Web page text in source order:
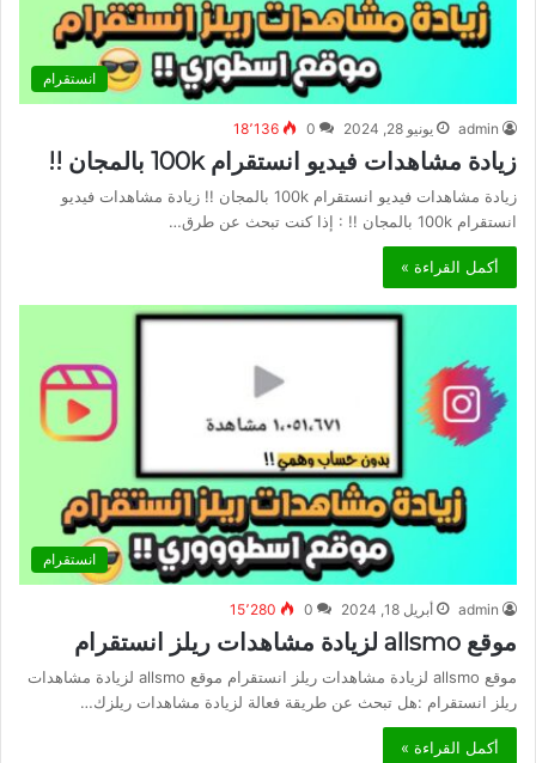
انستقرام
admin يونيو 28, 2024 0 18٬136
زيادة مشاهدات فيديو انستقرام 100k بالمجان !!
زيادة مشاهدات فيديو انستقرام 100k بالمجان !! زيادة مشاهدات فيديو
انستقرام 100k بالمجان !! : إذا كنت تبحث عن طرق…
أكمل القراءة »
انستقرام
admin أبريل 18, 2024 0 15٬280
موقع allsmo لزيادة مشاهدات ريلز انستقرام
موقع allsmo لزيادة مشاهدات ريلز انستقرام موقع allsmo لزيادة مشاهدات
ريلز انستقرام :هل تبحث عن طريقة فعالة لزيادة مشاهدات ريلزك…
أكمل القراءة »